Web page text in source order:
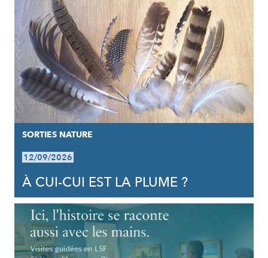
SORTIES NATURE
12/09/2026
À CUI-CUI EST LA PLUME ?